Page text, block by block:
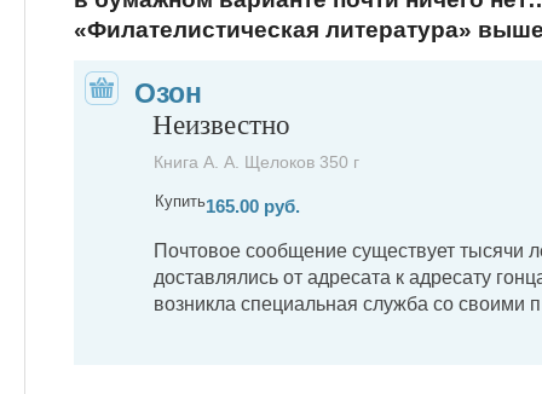
«Филателистическая литература»
Озон
Неизвестно
Книга А. А. Щелоков 350 г
Купить165.00 руб.
Почтовое сообщение существует тысячи
доставлялись от адресата к адресату
возникла специальная служба со своими